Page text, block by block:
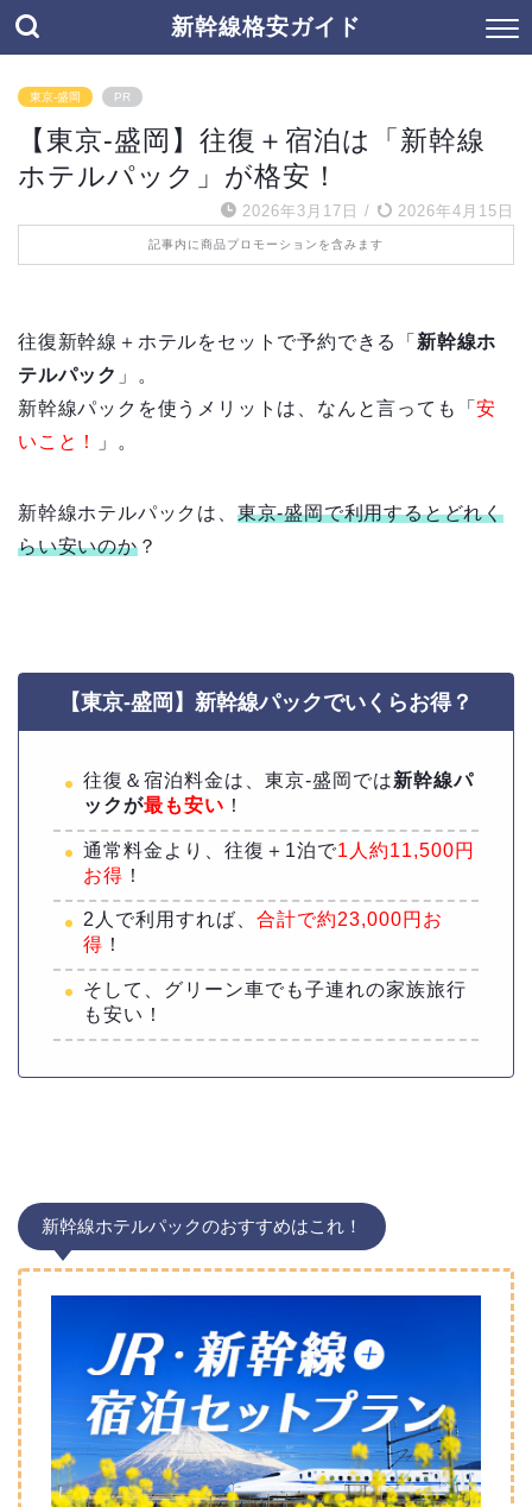
新幹線格安ガイド
東京-盛岡 PR
【東京-盛岡】往復＋宿泊は「新幹線
ホテルパック」が格安！
2026年3月17日 / 2026年4月15日
記事内に商品プロモーションを含みます
往復新幹線＋ホテルをセットで予約できる「 新幹線ホ
テルパック 」。
新幹線パックを使うメリットは、なんと言っても「安
いこと！
」。
新幹線ホテルパックは、 東京-盛岡で利用するとどれく
らい安いのか？
【東京-盛岡】新幹線パックでいくらお得？
往復＆宿泊料金は、東京-盛岡では新幹線パ
ックが最も安い ！
通常料金より、往復＋1泊で1人約11,500円
お得 ！
2人で利用すれば、 合計で約23,000円お
得 ！
そして、グリーン車でも子連れの家族旅行
も安い！
新幹線ホテルパックのおすすめはこれ！